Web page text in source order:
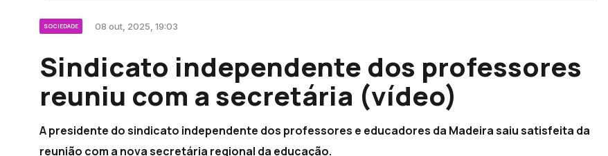
SOCIEDADE 08 out, 2025, 19:03
Sindicato independente dos professores
reuniu com a secretária (vídeo)
A presidente do sindicato independente dos professores e educadores da Madeira saiu satisfeita da
reunião com a nova secretária regional da educação.